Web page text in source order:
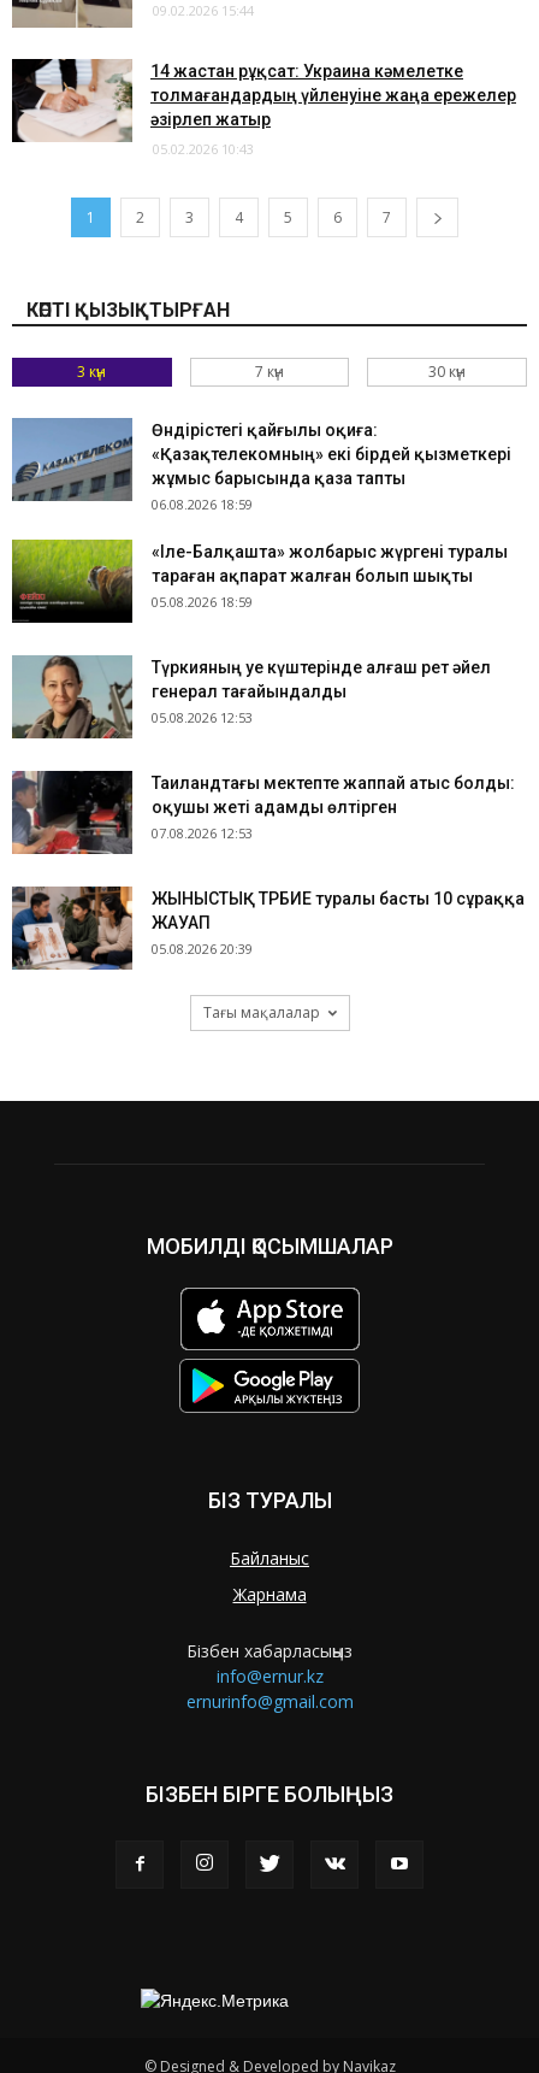
09.02.2026 15:44
14 жастан рұқсат: Украина кәмелетке
толмағандардың үйленуіне жаңа ережелер
әзірлеп жатыр
05.02.2026 10:43
1 2 3 4 5 6 7
КӨПТІ ҚЫЗЫҚТЫРҒАН
3 күн 7 күн 30 күн
Өндірістегі қайғылы оқиға:
«Қазақтелекомның» екі бірдей қызметкері
жұмыс барысында қаза тапты
06.08.2026 18:59
«Іле-Балқашта» жолбарыс жүргені туралы
тараған ақпарат жалған болып шықты
05.08.2026 18:59
Түркияның Әуе күштерінде алғаш рет әйел
генерал тағайындалды
05.08.2026 12:53
Таиландтағы мектепте жаппай атыс болды:
оқушы жеті адамды өлтірген
07.08.2026 12:53
ЖЫНЫСТЫҚ ТӘРБИЕ туралы басты 10 сұраққа
ЖАУАП
05.08.2026 20:39
Тағы мақалалар
МОБИЛДІ ҚОСЫМШАЛАР
БІЗ ТУРАЛЫ
Байланыс
Жарнама
Бізбен хабарласыңыз
info@ernur.kz
ernurinfo@gmail.com
БІЗБЕН БІРГЕ БОЛЫҢЫЗ
© Designed & Developed by Navikaz